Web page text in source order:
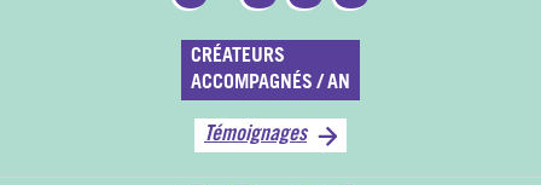
CRÉATEURS
ACCOMPAGNÉS / AN
Témoignages